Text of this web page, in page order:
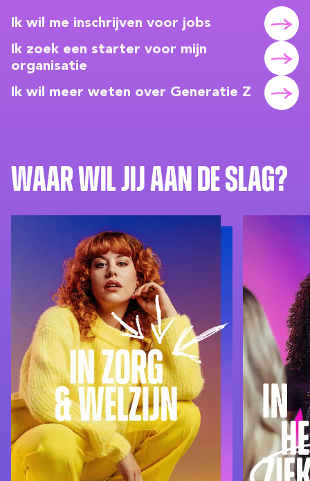
Ik wil me inschrijven voor jobs
Ik zoek een starter voor mijn
organisatie
Ik wil meer weten over Generatie Z
Waar wil jij aan de slag?